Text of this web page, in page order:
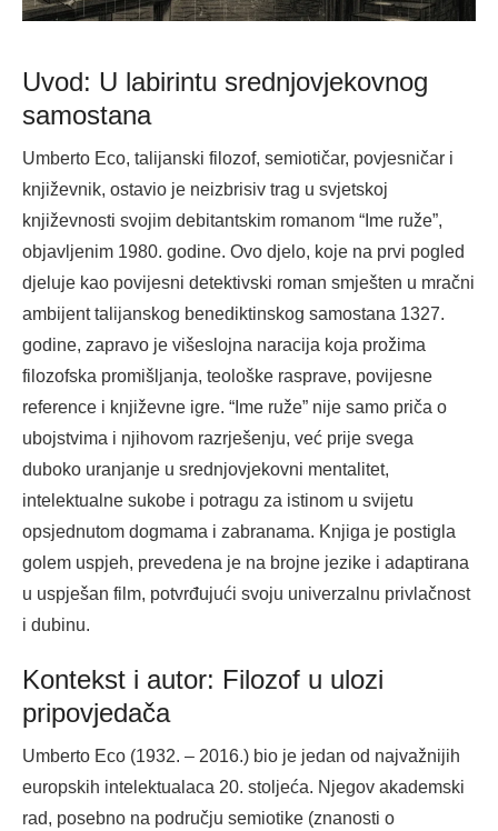
Uvod: U labirintu srednjovjekovnog
samostana
Umberto Eco, talijanski filozof, semiotičar, povjesničar i
književnik, ostavio je neizbrisiv trag u svjetskoj
književnosti svojim debitantskim romanom “Ime ruže”,
objavljenim 1980. godine. Ovo djelo, koje na prvi pogled
djeluje kao povijesni detektivski roman smješten u mračni
ambijent talijanskog benediktinskog samostana 1327.
godine, zapravo je višeslojna naracija koja prožima
filozofska promišljanja, teološke rasprave, povijesne
reference i književne igre. “Ime ruže” nije samo priča o
ubojstvima i njihovom razrješenju, već prije svega
duboko uranjanje u srednjovjekovni mentalitet,
intelektualne sukobe i potragu za istinom u svijetu
opsjednutom dogmama i zabranama. Knjiga je postigla
golem uspjeh, prevedena je na brojne jezike i adaptirana
u uspješan film, potvrđujući svoju univerzalnu privlačnost
i dubinu.
Kontekst i autor: Filozof u ulozi
pripovjedača
Umberto Eco (1932. – 2016.) bio je jedan od najvažnijih
europskih intelektualaca 20. stoljeća. Njegov akademski
rad, posebno na području semiotike (znanosti o